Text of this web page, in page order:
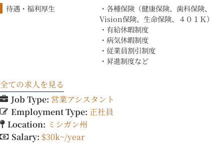
待遇・福利厚生
・各種保険（健康保険、歯科保険、
Vision保険、生命保険、４０１Ｋ）
・有給休暇制度
・病気休暇制度
・従業員割引制度
・昇進制度など
全ての求人を見る
Job Type: 営業アシスタント
Employment Type: 正社員
Location: ミシガン州
Salary: $30k~/year